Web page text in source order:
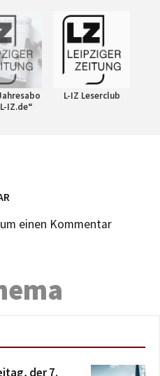
IZ.de“
L-IZ Leserclub
einen Kommentar
der 7.